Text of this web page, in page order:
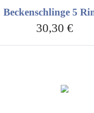
Beckenschlinge 5
30,30 €